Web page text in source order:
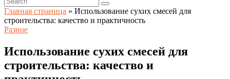
Главная страница » Использование сухих смесей для
строительства: качество и практичность
Разное
Использование сухих смесей для
строительства: качество и